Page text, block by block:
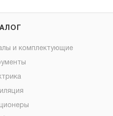
и комплектующие